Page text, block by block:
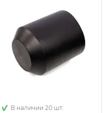
В наличии 20 шт.